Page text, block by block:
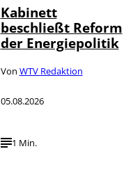
Kabinett
beschließt Reform
der Energiepolitik
Von WTV Redaktion
05.08.2026
1 Min.